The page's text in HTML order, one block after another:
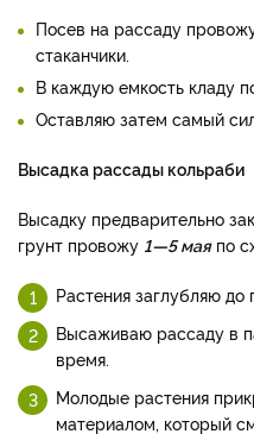
Посев на рассаду
стаканчики.
В каждую емкость кладу
Оставляю затем са­мый
Высадка рассады кольраби
Высадку предварительно
грунт про­вожу 1—5 маяпо
Растения заглу­бляю до
Высаживаю рассаду в
время.
Молодые растения
материалом, который